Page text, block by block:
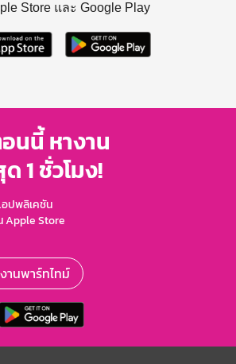
Store และ Google Play
นนี้ หางาน
1 ชั่วโมง!
ปพลิเคชัน
Apple Store
านพาร์ทไทม์